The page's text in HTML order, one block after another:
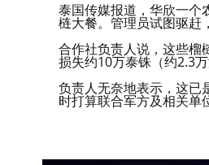
泰国传媒报道，华欣一个
梿大餐。管理员试图驱赶
合作社负责人说，这些榴
损失约10万泰铢（约2.3
负责人无奈地表示，这已
时打算联合军方及相关单